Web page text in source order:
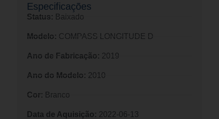
Especificações​
Status: Baixado
Modelo: COMPASS LONGITUDE D
Ano de Fabricação: 2019
Ano do Modelo: 2010
Cor: Branco
Data de Aquisição: 2022-06-13